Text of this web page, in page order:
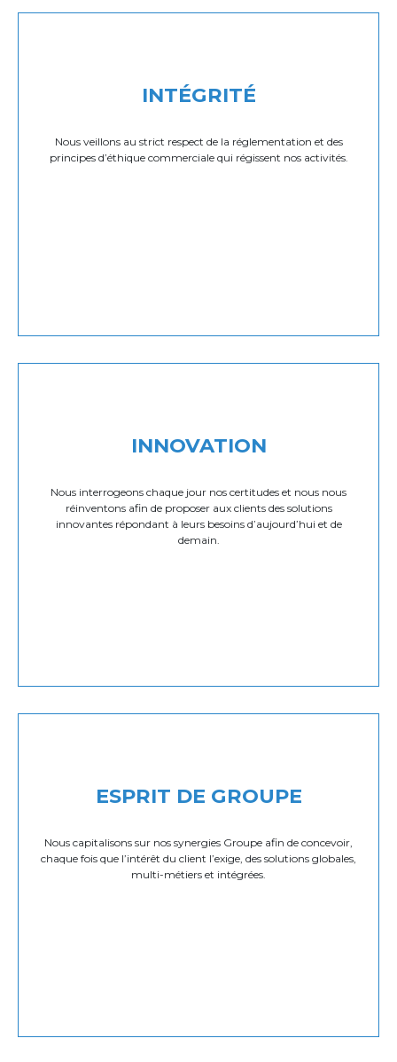
INTÉGRITÉ
Nous veillons au strict respect de la réglementation et des
principes d’éthique commerciale qui régissent nos activités.
INNOVATION
Nous interrogeons chaque jour nos certitudes et nous nous
réinventons afin de proposer aux clients des solutions
innovantes répondant à leurs besoins d’aujourd’hui et de
demain.
ESPRIT DE GROUPE
Nous capitalisons sur nos synergies Groupe afin de concevoir,
chaque fois que l’intérêt du client l’exige, des solutions globales,
multi-métiers et intégrées.